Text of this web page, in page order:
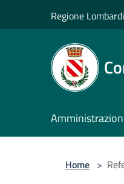
Regione
Home >